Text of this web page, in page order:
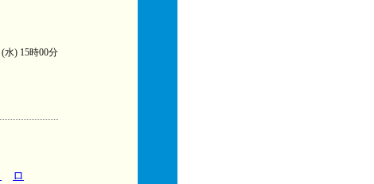
水) 15時00分
ロ